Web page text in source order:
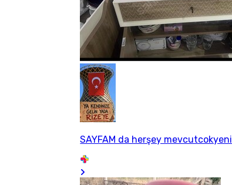
SAYFAM da herşey mevcutcokyeni